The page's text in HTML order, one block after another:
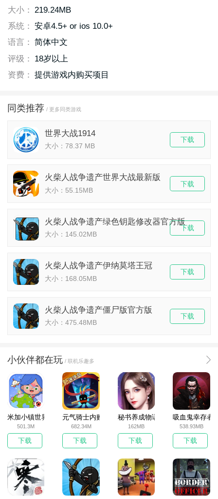
大小：
219.24MB
系统： 安卓4.5+ or ios 10.0+
语言： 简体中文
评级：
18岁以上
资费： 提供游戏内购买项目
同类推荐 / 更多同类游戏
世界大战1914
大小：78.37 MB
下载
火柴人战争遗产世界大战最新版
大小：55.15MB
下载
火柴人战争遗产绿色钥匙修改器官方版
大小：145.02MB
下载
火柴人战争遗产伊纳莫塔王冠
大小：168.05MB
下载
火柴人战争遗产僵尸版官方版
大小：475.48MB
下载
小伙伴都在玩 / 联机乐趣多
米加小镇世界2025官方版
501.3M
下载
元气骑士内购破解版
682.34M
下载
秘书养成物语
162MB
下载
吸血鬼幸存者
538.93MB
下载